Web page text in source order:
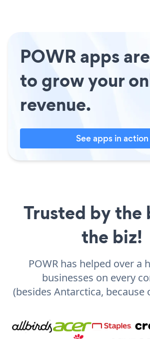
POWR apps
to grow your
revenue.
See apps in action
Trusted by the
the biz!
POWR has helped over a
businesses on every
(besides Antarctica, because